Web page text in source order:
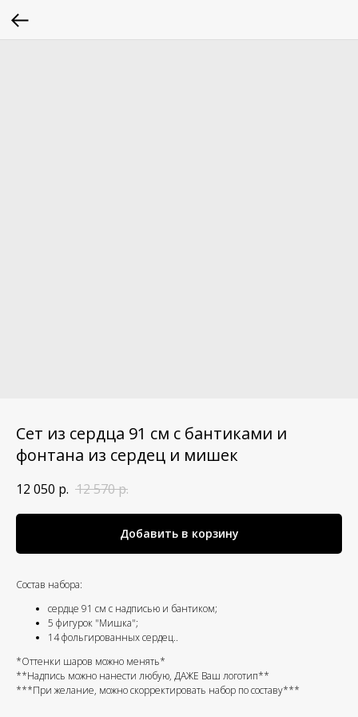
Сет из сердца 91 см с бантиками и
фонтана из сердец и мишек
12 050 р. 12 570р.
Добавить в корзину
Состав набора:
сердце 91 см с надписью и бантиком;
5 фигурок "Мишка";
14 фольгированных сердец..
*Оттенки шаров можно менять*
**Надпись можно нанести любую, ДАЖЕ Ваш логотип**
***При желание, можно скорректировать набор по составу***